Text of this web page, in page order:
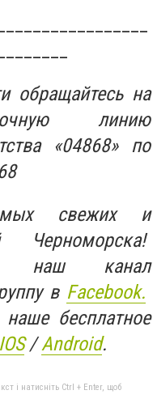
обращайтесь на
линию
«04868» по
свежих и
Черноморска!
наш канал
в Facebook.
бесплатное
IOS/Android.
і натисніть Ctrl + Enter, щоб